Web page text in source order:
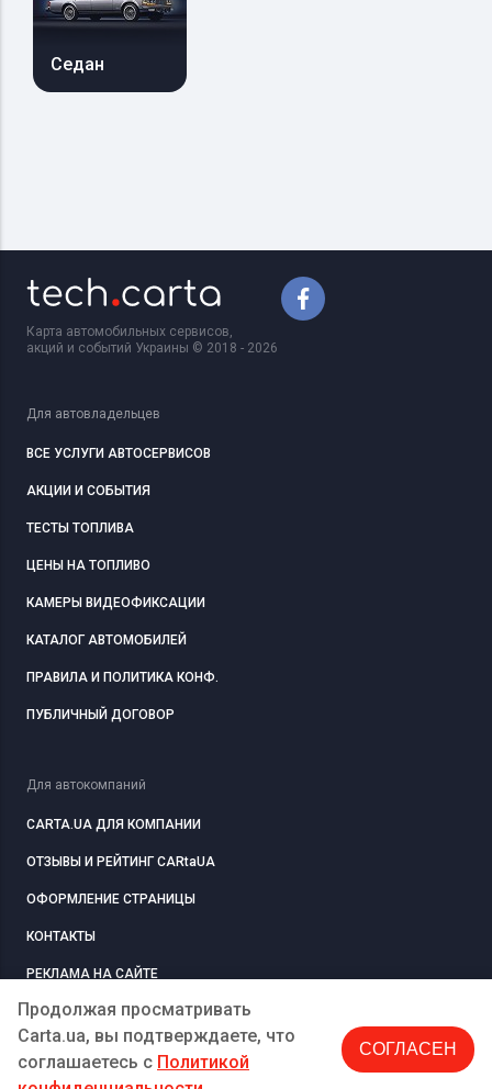
Седан
Продолжая просматривать
Carta.ua, вы подтверждаете, что
соглашаетесь c Политикой
СОГЛАСЕН
Карта автомобильных сервисов,
акций и событий Украины © 2018 - 2026
Для автовладельцев
ВСЕ УСЛУГИ АВТОСЕРВИСОВ
АКЦИИ И СОБЫТИЯ
ТЕСТЫ ТОПЛИВА
ЦЕНЫ НА ТОПЛИВО
КАМЕРЫ ВИДЕОФИКСАЦИИ
КАТАЛОГ АВТОМОБИЛЕЙ
ПРАВИЛА И ПОЛИТИКА КОНФ.
ПУБЛИЧНЫЙ ДОГОВОР
Для автокомпаний
CARTA.UA ДЛЯ КОМПАНИИ
ОТЗЫВЫ И РЕЙТИНГ CARtaUA
ОФОРМЛЕНИЕ СТРАНИЦЫ
КОНТАКТЫ
РЕКЛАМА НА САЙТЕ
РЕГИСТРАЦИЯ КОМПАНИЮ